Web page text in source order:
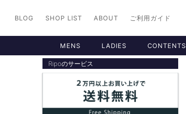
BLOG SHOP LIST ABOUT ご利用ガイド
MENS LADIES CONTENTS
Ripoのサービス